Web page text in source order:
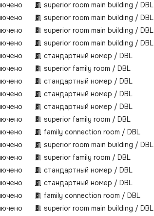
superior room main building / DBL
superior room main building / DBL
superior room main building / DBL
superior room main building / DBL
стандартный номер / DBL
superior family room / DBL
стандартный номер / DBL
стандартный номер / DBL
стандартный номер / DBL
superior family room / DBL
family connection room / DBL
superior room main building / DBL
superior family room / DBL
стандартный номер / DBL
стандартный номер / DBL
family connection room / DBL
superior room main building / DBL